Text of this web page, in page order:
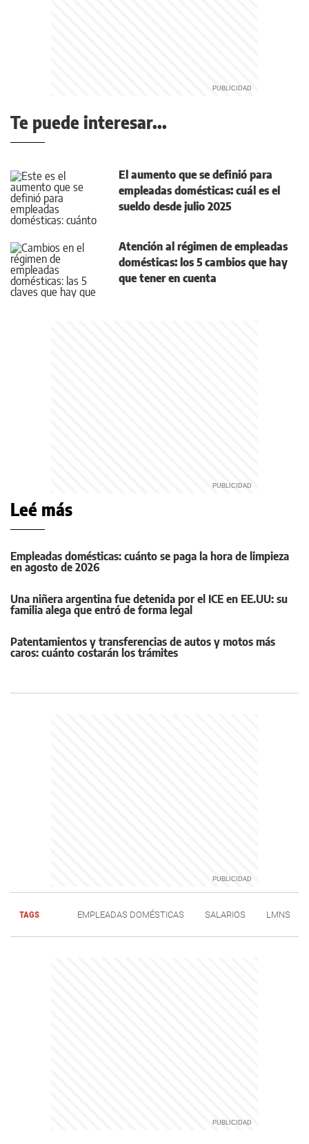
Te puede interesar...
El aumento que se definió para
empleadas domésticas: cuál es el
sueldo desde julio 2025
Atención al régimen de empleadas
domésticas: los 5 cambios que hay
que tener en cuenta
Leé más
Empleadas domésticas: cuánto se paga la hora de limpieza
en agosto de 2026
Una niñera argentina fue detenida por el ICE en EE.UU: su
familia alega que entró de forma legal
Patentamientos y transferencias de autos y motos más
caros: cuánto costarán los trámites
TAGS EMPLEADAS DOMÉSTICAS SALARIOS LMNS